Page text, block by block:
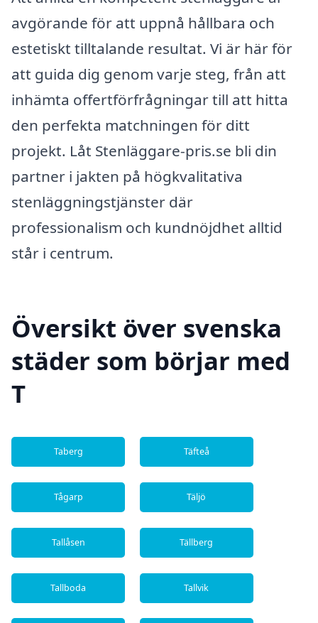
avgörande för att uppnå hållbara och
estetiskt tilltalande resultat. Vi är här för
att guida dig genom varje steg, från att
inhämta offertförfrågningar till att hitta
den perfekta matchningen för ditt
projekt. Låt Stenläggare-pris.se bli din
partner i jakten på högkvalitativa
stenläggningstjänster där
professionalism och kundnöjdhet alltid
står i centrum.
Översikt över svenska
städer som börjar med
T
Taberg Täfteå
Tågarp Täljö
Tallåsen Tällberg
Tallboda Tallvik